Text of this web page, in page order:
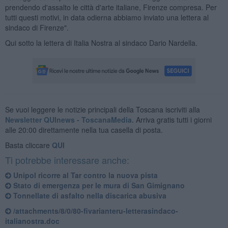
prendendo d'assalto le città d'arte italiane, Firenze compresa. Per
tutti questi motivi, in data odierna abbiamo inviato una lettera al
sindaco di Firenze".
Qui sotto la lettera di Italia Nostra al sindaco Dario Nardella.
Se vuoi leggere le notizie principali della Toscana iscriviti alla
Newsletter QUInews - ToscanaMedia. Arriva gratis tutti i giorni
alle 20:00 direttamente nella tua casella di posta.
Basta cliccare QUI
Ti potrebbe interessare anche:
Unipol ricorre al Tar contro la nuova pista
Stato di emergenza per le mura di San Gimignano
Tonnellate di asfalto nella discarica abusiva
/attachments/8/0/80-fivarianteru-letterasindaco-
italianostra.doc